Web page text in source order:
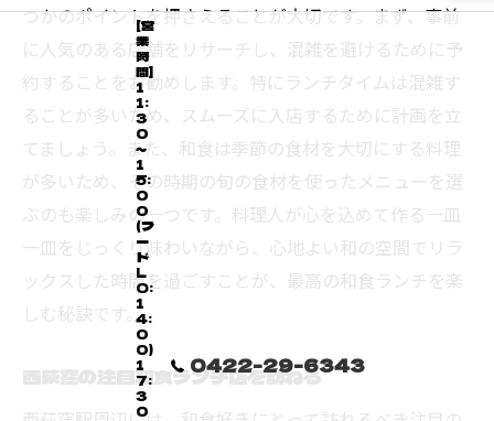
つかのポイントを押さえることが大切です。まず、事前
に人気のある店舗をリサーチし、混雑を避けるために予
約することをお勧めします。特にランチタイムは混雑す
ることが多いため、スムーズに入店するために計画を立
てましょう。また、和食は季節の食材を大切にする料理
が多いため、その時期の旬の食材を使ったメニューを選
ぶのも楽しみの一つです。料理人が心を込めて作る一皿
一皿をじっくり味わいながら、心地よい和の空間でリラ
ックスした時間を過ごすことが、最高の和食ランチを楽
しむ秘訣です。
西荻窪の注目和食ランチ店を訪ねる
0422-29-6343
[営
業
時
間]
1
1:
3
0
～
1
5:
0
0
(フ
ー
ド
L
O:
1
4:
0
0)
1
7:
3
0